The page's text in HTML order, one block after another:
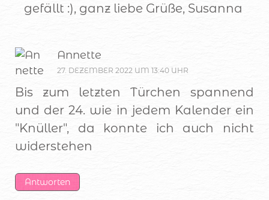
gefällt :), ganz liebe Grüße, Susanna
Annette
27. DEZEMBER 2022 UM 13:40 UHR
Bis zum letzten Türchen spannend
und der 24. wie in jedem Kalender ein
"Knüller", da konnte ich auch nicht
widerstehen
Antworten